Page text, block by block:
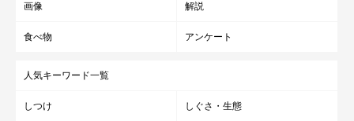
画像 解説
食べ物 アンケート
人気キーワード一覧
しつけ しぐさ・生態